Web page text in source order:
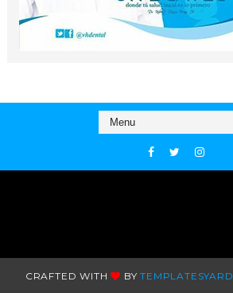
CRAFTED WITH BYTEMPLATESYARD